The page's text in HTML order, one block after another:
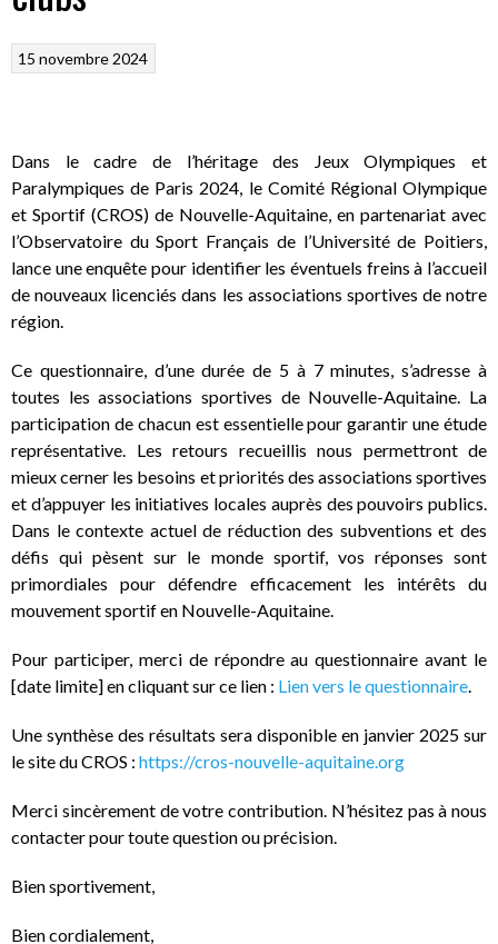
15 novembre 2024
Dans le cadre de l’héritage des Jeux Olympiques et
Paralympiques de Paris 2024, le Comité Régional Olympique
et Sportif (CROS) de Nouvelle-Aquitaine, en partenariat avec
l’Observatoire du Sport Français de l’Université de Poitiers,
lance une enquête pour identifier les éventuels freins à l’accueil
de nouveaux licenciés dans les associations sportives de notre
région.
Ce questionnaire, d’une durée de 5 à 7 minutes, s’adresse à
toutes les associations sportives de Nouvelle-Aquitaine. La
participation de chacun est essentielle pour garantir une étude
représentative. Les retours recueillis nous permettront de
mieux cerner les besoins et priorités des associations sportives
et d’appuyer les initiatives locales auprès des pouvoirs publics.
Dans le contexte actuel de réduction des subventions et des
défis qui pèsent sur le monde sportif, vos réponses sont
primordiales pour défendre efficacement les intérêts du
mouvement sportif en Nouvelle-Aquitaine.
Pour participer, merci de répondre au questionnaire avant le
[date limite] en cliquant sur ce lien : Lien vers le questionnaire
Une synthèse des résultats sera disponible en janvier 2025 sur
le site du CROS : https://cros-nouvelle-aquitaine.org
Merci sincèrement de votre contribution. N’hésitez pas à nous
contacter pour toute question ou précision.
Bien sportivement,
Bien cordialement,